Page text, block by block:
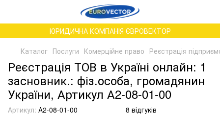
ЮРИДИЧНА КОМПАНІЯ ЄВРОВЕКТОР
Каталог Послуги Комерційне право Реєстрація
Реєстрація ТОВ в Україні онлайн: 1
засновник.: фіз.особа, громадянин
України, Артикул А2-08-01-00
Артикул: А2-08-01-00 8 відгуків